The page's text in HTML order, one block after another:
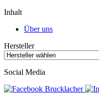
Inhalt
Über uns
Hersteller
Social Media